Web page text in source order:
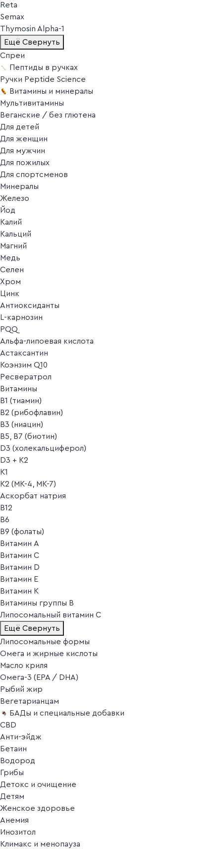
Reta
Semax
Thymosin Alpha-1
Ещё Свернуть
Спреи
Пептиды в ручках
Ручки Peptide Science
Витамины и минералы
Мультивитамины
Веганские / без глютена
Для детей
Для женщин
Для мужчин
Для пожилых
Для спортсменов
Минералы
Железо
Йод
Калий
Кальций
Магний
Медь
Селен
Хром
Цинк
Антиоксиданты
L-карнозин
PQQ
Альфа-липоевая кислота
Астаксантин
Коэнзим Q10
Ресвератрол
Витамины
B1 (тиамин)
B2 (рибофлавин)
B3 (ниацин)
B5, B7 (биотин)
D3 (холекальциферол)
D3 + K2
K1
K2 (MK-4, MK-7)
Аскорбат натрия
В12
В6
В9 (фолаты)
Витамин A
Витамин C
Витамин D
Витамин E
Витамин K
Витамины группы B
Липосомальный витамин C
Ещё Свернуть
Липосомальные формы
Омега и жирные кислоты
Масло криля
Омега-3 (EPA / DHA)
Рыбий жир
Вегетарианцам
БАДы и специальные добавки
CBD
Анти-эйдж
Бетаин
Водород
Грибы
Детокс и очищение
Детям
Женское здоровье
Анемия
Инозитол
Климакс и менопауза